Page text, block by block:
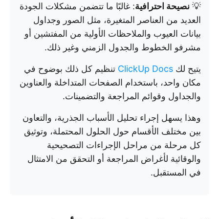
💡 نصيحة احترافية: غالبًا ما تتضمن مشكلات الجودة
العديد من العناصر المتغيرة، مثل الصور وجداول
بيانات العيوب والملاحظات الأولية من المفتشين أو
مشرفو الخطوط والجدول الزمني وغير ذلك.
يتيح لك ClickUp Docs تنظيم كل ذلك بوضوح في
مكان واحد، باستخدام الصفحات المتداخلة والعناوين
والجداول وقوائم المراجعة والتضمينات.
وهذا يسهل إجراء تحليل الأسباب الجذرية، والتعاون
بين مختلف الأقسام حول الحلول المحتملة، وتوثيق
كل مرحلة من مراحل الإجراءات التصحيحية
والوقائية لأغراض المراجعة أو التحقق من الامتثال
في المستقبل.